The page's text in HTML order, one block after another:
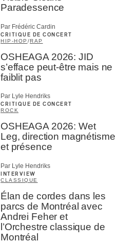
Paradessence
Par Frédéric Cardin
CRITIQUE DE CONCERT
HIP-HOP /RAP
OSHEAGA 2026: JID
s’efface peut-être mais ne
faiblit pas
Par Lyle Hendriks
CRITIQUE DE CONCERT
ROCK
OSHEAGA 2026: Wet
Leg, direction magnétisme
et présence
Par Lyle Hendriks
INTERVIEW
CLASSIQUE
Élan de cordes dans les
parcs de Montréal avec
Andrei Feher et
l’Orchestre classique de
Montréal